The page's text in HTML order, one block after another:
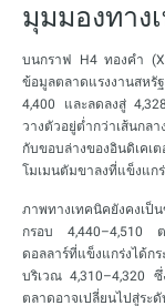
มุมมองทาง
บนกราฟ H4 ทองคำ
ข้อมูลตลาดแรงงานสหรั
4,400 และลดลงสู่
วางตัวอยู่ต่ำกว่าเส้นกล
กับขอบล่างของอินดิเค
โมเมนตัมขาลงที่แข็งแกร่
ภาพทางเทคนิคยังคงเป็
กรอบ 4,440–4,510 ต
ดอลลาร์ที่แข็งแกร่งได้
บริเวณ 4,310–4,320 ซึ่
ตลาดอาจเปลี่ยนไปสู่ร